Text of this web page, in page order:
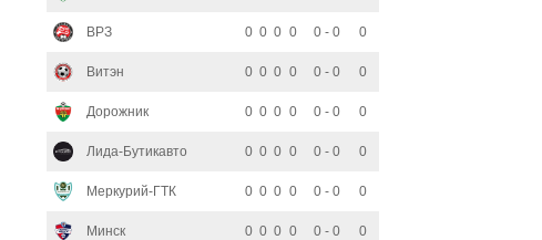
ВРЗ 0 0 0 0 0 - 0 0
Витэн 0 0 0 0 0 - 0 0
Дорожник 0 0 0 0 0 - 0 0
Лида-Бутикавто 0 0 0 0 0 - 0 0
Меркурий-ГТК 0 0 0 0 0 - 0 0
Минск 0 0 0 0 0 - 0 0